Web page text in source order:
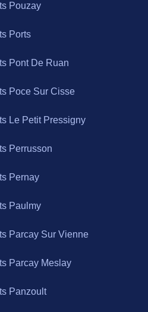
Pouzay
Ports
Pont De Ruan
Poce Sur Cisse
Le Petit Pressigny
Perrusson
Pernay
Paulmy
Parcay Sur Vienne
Parcay Meslay
Panzoult